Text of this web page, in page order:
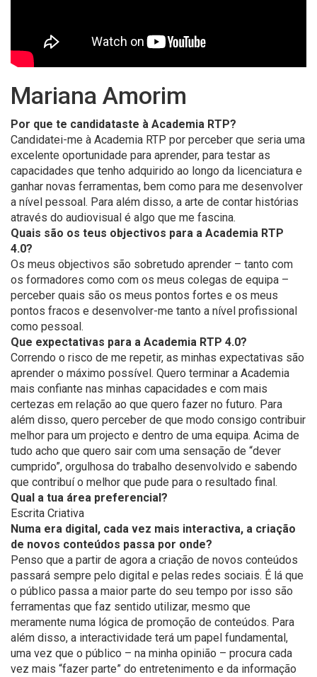
Mariana Amorim
Por que te candidataste à Academia RTP?
Candidatei-me à Academia RTP por perceber que seria uma
excelente oportunidade para aprender, para testar as
capacidades que tenho adquirido ao longo da licenciatura e
ganhar novas ferramentas, bem como para me desenvolver
a nível pessoal. Para além disso, a arte de contar histórias
através do audiovisual é algo que me fascina.
Quais são os teus objectivos para a Academia RTP
4.0?
Os meus objectivos são sobretudo aprender – tanto com
os formadores como com os meus colegas de equipa –
perceber quais são os meus pontos fortes e os meus
pontos fracos e desenvolver-me tanto a nível profissional
como pessoal.
Que expectativas para a Academia RTP 4.0?
Correndo o risco de me repetir, as minhas expectativas são
aprender o máximo possível. Quero terminar a Academia
mais confiante nas minhas capacidades e com mais
certezas em relação ao que quero fazer no futuro. Para
além disso, quero perceber de que modo consigo contribuir
melhor para um projecto e dentro de uma equipa. Acima de
tudo acho que quero sair com uma sensação de “dever
cumprido”, orgulhosa do trabalho desenvolvido e sabendo
que contribuí o melhor que pude para o resultado final.
Qual a tua área preferencial?
Escrita Criativa
Numa era digital, cada vez mais interactiva, a criação
de novos conteúdos passa por onde?
Penso que a partir de agora a criação de novos conteúdos
passará sempre pelo digital e pelas redes sociais. É lá que
o público passa a maior parte do seu tempo por isso são
ferramentas que faz sentido utilizar, mesmo que
meramente numa lógica de promoção de conteúdos. Para
além disso, a interactividade terá um papel fundamental,
uma vez que o público – na minha opinião – procura cada
vez mais “fazer parte” do entretenimento e da informação